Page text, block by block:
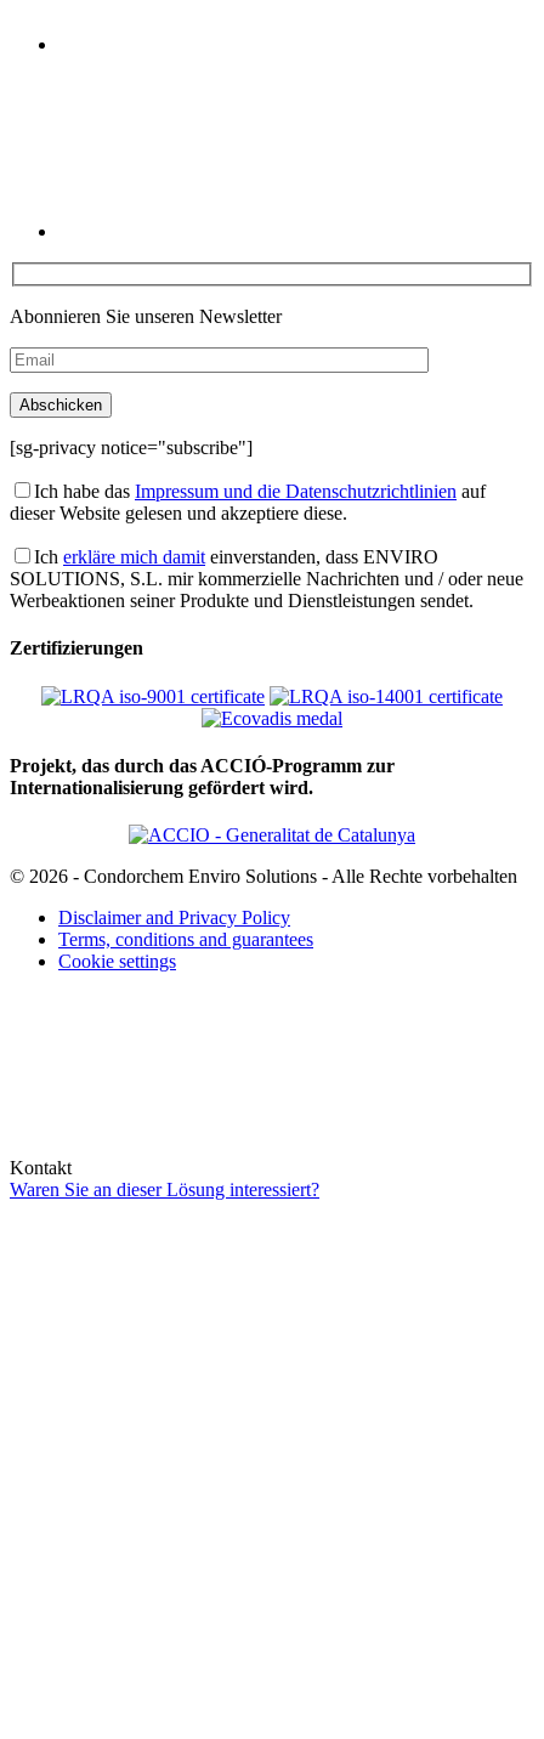
Abonnieren Sie unseren Newsletter
[sg-privacy notice="subscribe"]
Ich habe das Impressum und die Datenschutzrichtlinien auf
dieser Website gelesen und akzeptiere diese.
Ich erkläre mich damit einverstanden, dass ENVIRO
SOLUTIONS, S.L. mir kommerzielle Nachrichten und / oder neue
Werbeaktionen seiner Produkte und Dienstleistungen sendet.
Zertifizierungen
Projekt, das durch das ACCIÓ-Programm zur
Internationalisierung gefördert wird.
© 2026 - Condorchem Enviro Solutions - Alle Rechte vorbehalten
Disclaimer and Privacy Policy
Terms, conditions and guarantees
Cookie settings
Kontakt
Waren Sie an dieser Lösung interessiert?